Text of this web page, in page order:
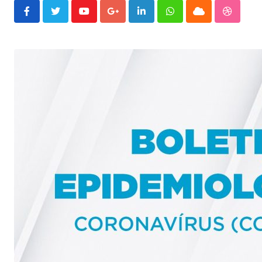
YoutubeGoogle+LinkedInWhatsappCloud